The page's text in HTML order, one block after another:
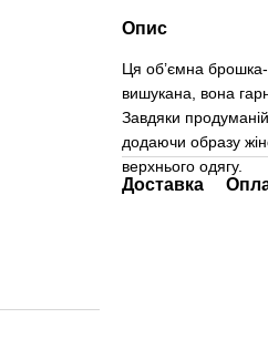
Опис
Ця об’ємна брошка-
вишукана, вона
Завдяки
додаючи образу
верхнього одягу.
Доставка